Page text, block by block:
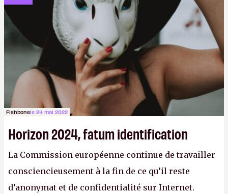
(PDF) - Crédit photo : Pexels - Tyler
Lastovich)
Fishbonele 24 mai 2022
Horizon 2024, fatum identification
La Commission européenne continue de travailler
consciencieusement à la fin de ce qu’il reste
d’anonymat et de confidentialité sur Internet.